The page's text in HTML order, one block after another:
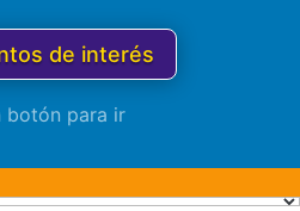
de interés
botón para ir